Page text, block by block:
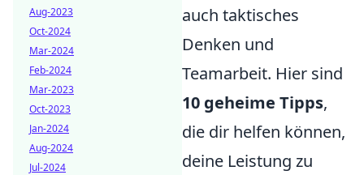
auch taktisches
Denken und
Teamarbeit. Hier sind
10 geheime Tipps,
die dir helfen können,
deine Leistung zu
Aug-2023
Oct-2024
Mar-2024
Feb-2024
Mar-2023
Oct-2023
Jan-2024
Aug-2024
Jul-2024